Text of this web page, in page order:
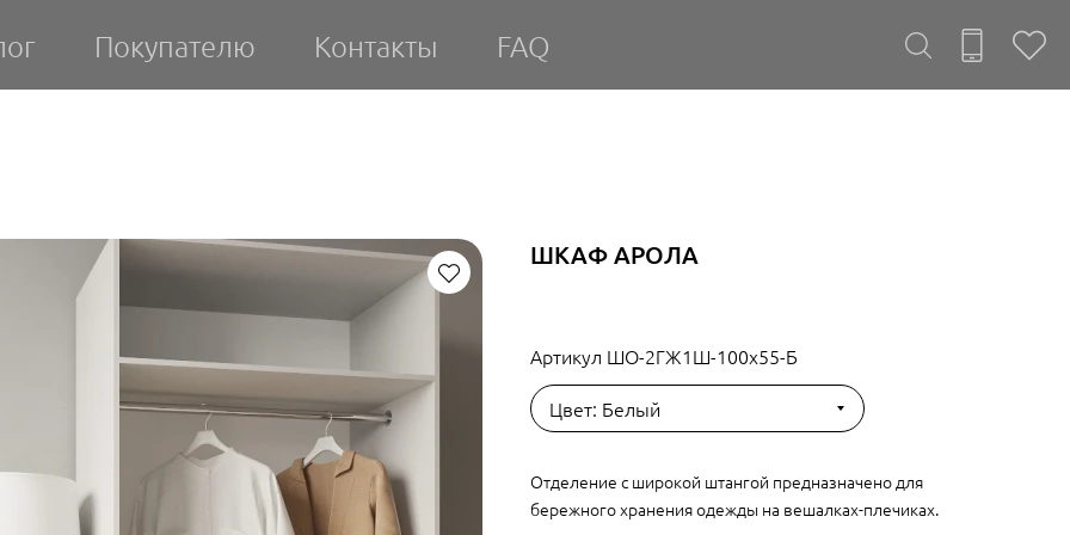
Покупателю Контакты FAQ
ШКАФ АРОЛА
Артикул ШО-2ГЖ1Ш-100х55-Б
Цвет: Белый
Отделение с широкой штангой предназначено для
бережного хранения одежды на вешалках-плечиках.